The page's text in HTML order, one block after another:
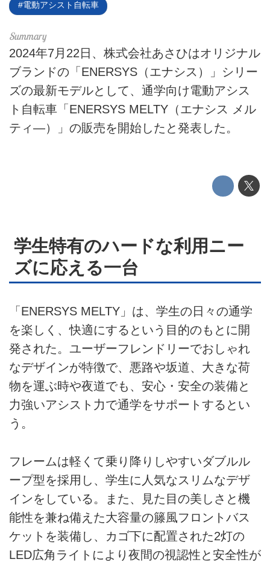
電動キックボード
テクノロジー
このメディアについて
運営会社
お問い合せ
広告掲載について
電動アシスト自転車
2024年7月22日、株式会社あさひはオリジナル
ブランドの「ENERSYS（エナシス）」シリー
ズの最新モデルとして、通学向け電動アシス
ト自転車「ENERSYS MELTY（エナシス メル
ティ―）」の販売を開始したと発表した。
学生特有のハードな利用ニー
ズに応える一台
「ENERSYS MELTY」は、学生の日々の通学
を楽しく、快適にするという目的のもとに開
発された。ユーザーフレンドリーでおしゃれ
なデザインが特徴で、悪路や坂道、大きな荷
物を運ぶ時や夜道でも、安心・安全の装備と
力強いアシスト力で通学をサポートするとい
う。
フレームは軽くて乗り降りしやすいダブルル
ープ型を採用し、学生に人気なスリムなデザ
インをしている。また、見た目の美しさと機
能性を兼ね備えた大容量の籐風フロントバス
ケットを装備し、カゴ下に配置された2灯の
LED広角ライトにより夜間の視認性と安全性が